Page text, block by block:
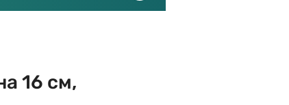
16 см,